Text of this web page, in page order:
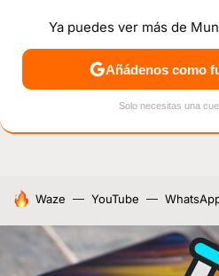
NOTICIAS MÓVILES
HOY SE HABLA DE
Waze YouTube
Ya puedes ver más de
Añádenos como
Solo necesitas una